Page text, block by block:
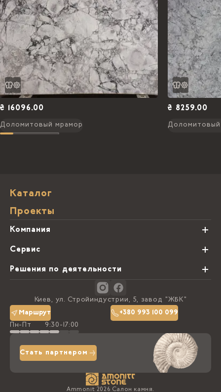
₴ 16096.00
Доломитовый мрамор
₴ 8259.00
Каталог
Проекты
Компания
О нас
Блог
Политика конфиденциальности
Доставка та оплата
Сервис
Виды обработки камня
Решения по деятельности
Киев, ул. Стройиндустрии, 5, завод "ЖБК"
Маршрут
+380 993 100 099
Пн-Пт
9:30-17:00
Стать партнером
Ammonit 2026 Салон камня.